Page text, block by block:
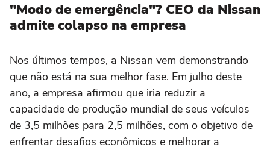
"Modo de emergência"? CEO da Nissan
admite colapso na empresa
Nos últimos tempos, a Nissan vem demonstrando
que não está na sua melhor fase. Em julho deste
ano, a empresa afirmou que iria reduzir a
capacidade de produção mundial de seus veículos
de 3,5 milhões para 2,5 milhões, com o objetivo de
enfrentar desafios econômicos e melhorar a